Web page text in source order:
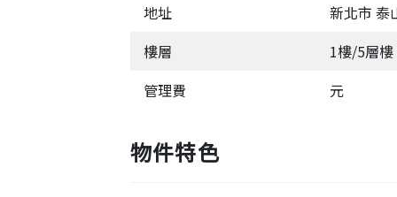
地址
新北市 泰
樓層
1樓/5層樓
管理費
元
物件特色